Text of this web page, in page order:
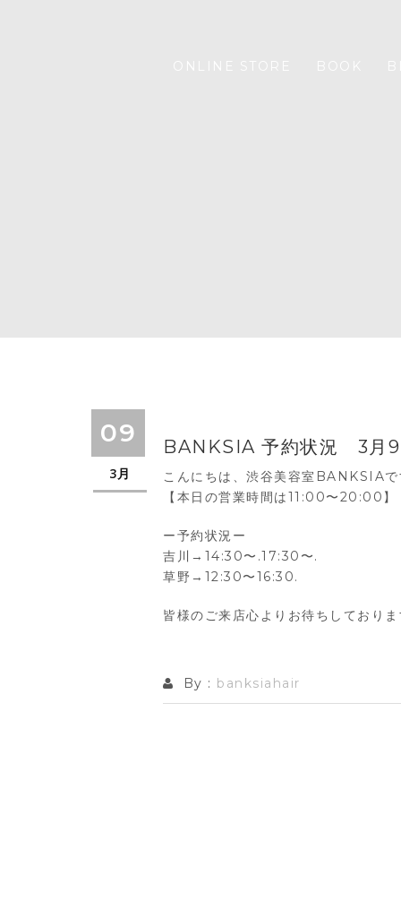
09
3月
BANKSIA 予約状況 3月9
こんにちは、渋谷美容室BANKSIAで
【本日の営業時間は11:00〜20:00】
ー予約状況ー
吉川→14:30〜.17:30〜.
草野→12:30〜16:30.
皆様のご来店心よりお待ちしておりま
By : banksiahair